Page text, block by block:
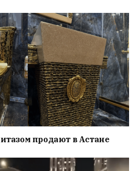
продают в Астане